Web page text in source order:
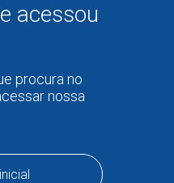
acessou
procura no
nossa